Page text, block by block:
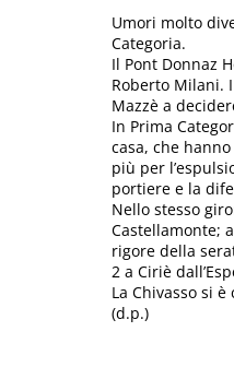
Umori molto
Categoria.
Il Pont Donnaz
Roberto Milani.
Mazzè a
In Prima
casa, che
più per
portiere e la
Nello stesso
Castellamonte;
rigore della
2 a Ciriè
La Chivasso si
(d.p.)